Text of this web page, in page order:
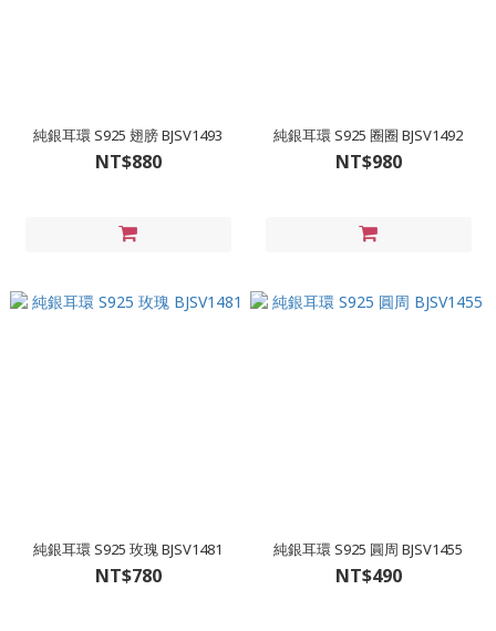
純銀耳環 S925 翅膀 BJSV1493
NT$880
純銀耳環 S925 圈圈 BJSV1492
NT$980
純銀耳環 S925 玫瑰 BJSV1481
NT$780
純銀耳環 S925 圓周 BJSV1455
NT$490